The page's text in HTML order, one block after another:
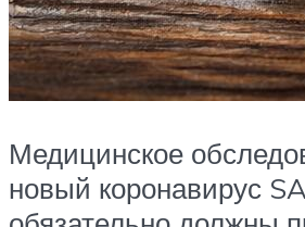
Медицинское
новый коронавирус